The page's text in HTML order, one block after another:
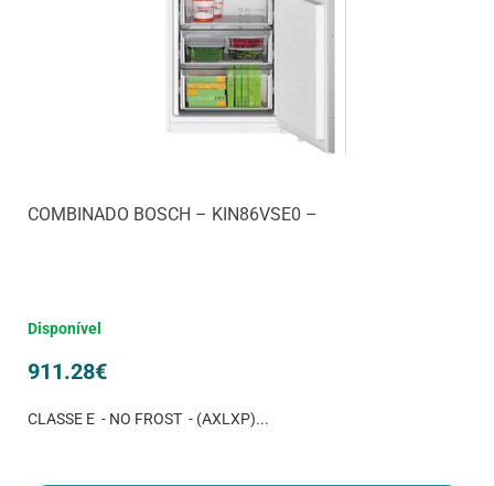
COMBINADO BOSCH – KIN86VSE0 –
Disponível
911.28€
CLASSE E - NO FROST - (AXLXP)...